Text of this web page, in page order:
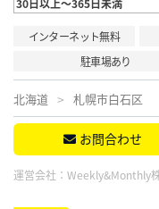
インターネット無料
駐車場あり
北海道 札幌市白石区
お問合わせ
運営会社： Weekly&Monthly